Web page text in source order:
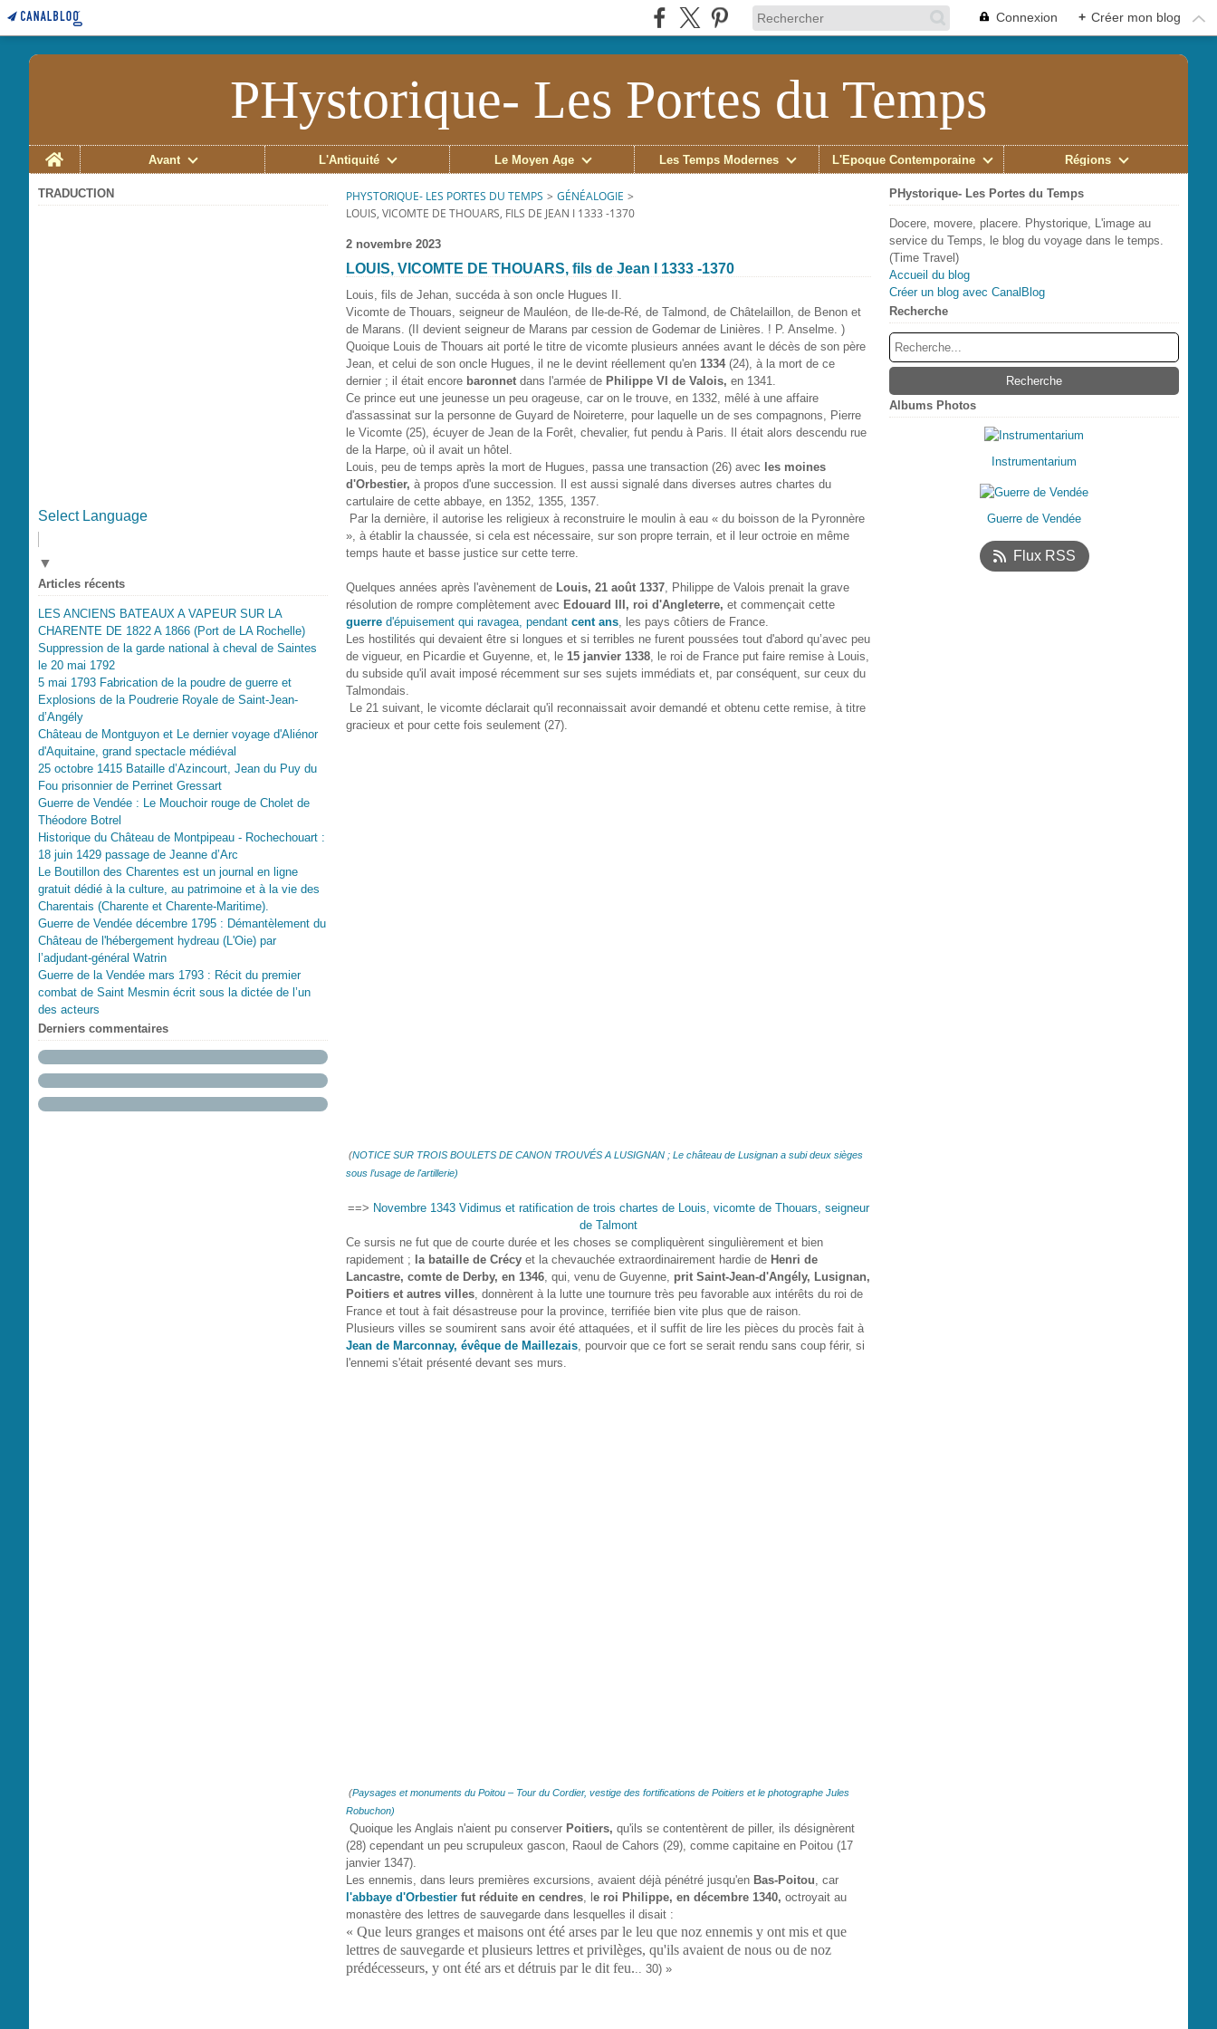
Connexion + Créer mon blog
PHystorique- Les Portes du Temps
Home
Avant L'Antiquité Le Moyen Âge Les Temps Modernes L'Époque Contemporaine Régions
TRADUCTION
Select Language
▼
Articles récents
LES ANCIENS BATEAUX A VAPEUR SUR LA
CHARENTE DE 1822 A 1866 (Port de LA Rochelle)
Suppression de la garde national à cheval de Saintes
le 20 mai 1792
5 mai 1793 Fabrication de la poudre de guerre et
Explosions de la Poudrerie Royale de Saint-Jean-
d’Angély
Château de Montguyon et Le dernier voyage d'Aliénor
d'Aquitaine, grand spectacle médiéval
25 octobre 1415 Bataille d’Azincourt, Jean du Puy du
Fou prisonnier de Perrinet Gressart
Guerre de Vendée : Le Mouchoir rouge de Cholet de
Théodore Botrel
Historique du Château de Montpipeau - Rochechouart :
18 juin 1429 passage de Jeanne d’Arc
Le Boutillon des Charentes est un journal en ligne
gratuit dédié à la culture, au patrimoine et à la vie des
Charentais (Charente et Charente-Maritime).
Guerre de Vendée décembre 1795 : Démantèlement du
Château de l'hébergement hydreau (L'Oie) par
l’adjudant-général Watrin
Guerre de la Vendée mars 1793 : Récit du premier
combat de Saint Mesmin écrit sous la dictée de l’un
des acteurs
Derniers commentaires
PHYSTORIQUE- LES PORTES DU TEMPS > GÉNÉALOGIE >
LOUIS, VICOMTE DE THOUARS, FILS DE JEAN I 1333 -1370
2 novembre 2023
LOUIS, VICOMTE DE THOUARS, fils de Jean I 1333 -1370
Louis, fils de Jehan, succéda à son oncle Hugues II.
Vicomte de Thouars, seigneur de Mauléon, de Ile-de-Ré, de Talmond, de Châtelaillon, de Benon et
de Marans. (II devient seigneur de Marans par cession de Godemar de Linières. ! P. Anselme. )
Quoique Louis de Thouars ait porté le titre de vicomte plusieurs années avant le décès de son père
Jean, et celui de son oncle Hugues, il ne le devint réellement qu'en 1334(24), à la mort de ce
dernier ; il était encore baronnet dans l'armée de Philippe VI de Valois, en 1341.
Ce prince eut une jeunesse un peu orageuse, car on le trouve, en 1332, mêlé à une affaire
d'assassinat sur la personne de Guyard de Noireterre, pour laquelle un de ses compagnons, Pierre
le Vicomte (25), écuyer de Jean de la Forêt, chevalier, fut pendu à Paris. Il était alors descendu rue
de la Harpe, où il avait un hôtel.
Louis, peu de temps après la mort de Hugues, passa une transaction (26) avec les moines
d'Orbestier, à propos d'une succession. Il est aussi signalé dans diverses autres chartes du
cartulaire de cette abbaye, en 1352, 1355, 1357.
Par la dernière, il autorise les religieux à reconstruire le moulin à eau « du boisson de la Pyronnère
», à établir la chaussée, si cela est nécessaire, sur son propre terrain, et il leur octroie en même
temps haute et basse justice sur cette terre.
Quelques années après l'avènement de Louis, 21 août 1337, Philippe de Valois prenait la grave
résolution de rompre complètement avec Edouard III, roi d'Angleterre, et commençait cette
guerre d'épuisement qui ravagea, pendant cent ans, les pays côtiers de France.
Les hostilités qui devaient être si longues et si terribles ne furent poussées tout d'abord qu’avec peu
de vigueur, en Picardie et Guyenne, et, le 15 janvier 1338, le roi de France put faire remise à Louis,
du subside qu'il avait imposé récemment sur ses sujets immédiats et, par conséquent, sur ceux du
Talmondais.
Le 21 suivant, le vicomte déclarait qu'il reconnaissait avoir demandé et obtenu cette remise, à titre
gracieux et pour cette fois seulement (27).
(NOTICE SUR TROIS BOULETS DE CANON TROUVÉS A LUSIGNAN ; Le château de Lusignan a subi deux sièges
sous l’usage de l'artillerie)
==> Novembre 1343 Vidimus et ratification de trois chartes de Louis, vicomte de Thouars, seigneur
de Talmont
Ce sursis ne fut que de courte durée et les choses se compliquèrent singulièrement et bien
rapidement ; la bataille de Crécy et la chevauchée extraordinairement hardie de Henri de
Lancastre, comte de Derby, en 1346, qui, venu de Guyenne, prit Saint-Jean-d'Angély, Lusignan,
Poitiers et autres villes, donnèrent à la lutte une tournure très peu favorable aux intérêts du roi de
France et tout à fait désastreuse pour la province, terrifiée bien vite plus que de raison.
Plusieurs villes se soumirent sans avoir été attaquées, et il suffit de lire les pièces du procès fait à
Jean de Marconnay, évêque de Maillezais, pourvoir que ce fort se serait rendu sans coup férir, si
l'ennemi s'était présenté devant ses murs.
(Paysages et monuments du Poitou – Tour du Cordier, vestige des fortifications de Poitiers et le photographe Jules
Robuchon)
Quoique les Anglais n'aient pu conserver Poitiers, qu'ils se contentèrent de piller, ils désignèrent
(28) cependant un peu scrupuleux gascon, Raoul de Cahors (29), comme capitaine en Poitou (17
janvier 1347).
Les ennemis, dans leurs premières excursions, avaient déjà pénétré jusqu'en Bas-Poitou, car
l'abbaye d'Orbestier fut réduite en cendres, l e roi Philippe, en décembre 1340, octroyait au
monastère des lettres de sauvegarde dans lesquelles il disait :
« Que leurs granges et maisons ont été arses par le leu que noz ennemis y ont mis et que
lettres de sauvegarde et plusieurs lettres et privilèges, qu'ils avaient de nous ou de noz
prédécesseurs, y ont été ars et détruis par le dit feu... 30) »
PHystorique- Les Portes du Temps
Docere, movere, placere. Phystorique, L'image au
service du Temps, le blog du voyage dans le temps.
(Time Travel)
Accueil du blog
Créer un blog avec CanalBlog
Recherche
Albums Photos
Instrumentarium
Guerre de Vendée
Flux RSS